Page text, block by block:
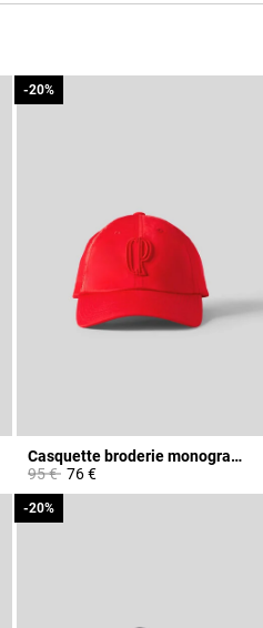
Casquette broderie monogramme CP
Prix réduit à partir de
95 €à
-20%
76 €
-20%
-20%
-20%